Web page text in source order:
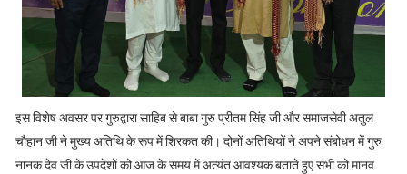
इस विशेष अवसर पर गुरुद्वारा साहिब से बाबा गुरु प्रीतम सिंह जी और समाजसेवी अतुल
चौहान जी ने मुख्य अतिथि के रूप में शिरकत की। दोनों अतिथियों ने अपने संबोधन में गुरु
नानक देव जी के उपदेशों को आज के समय में अत्यंत आवश्यक बताते हुए सभी को मानव